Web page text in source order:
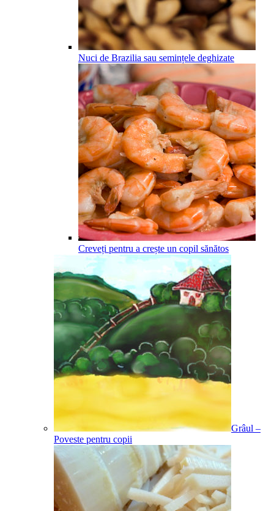
Nuci de Brazilia sau semințele deghizate
Creveți pentru a crește un copil sănătos
Grâul –
Poveste pentru copii